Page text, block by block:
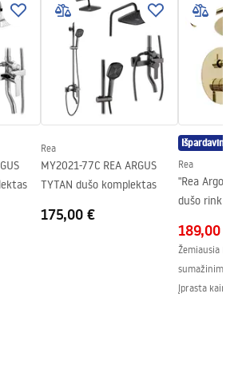
Transparent 6mm
Pakreipiamas
Atlas
Ant irkluojančio baseino arba
ant grindų
Kairė arba dešinė
24 mėnesių
Taip, vienoje stiklo pusėje
KABINY DRZWI
kabiny Atlas.pdf
Rea
MY2021-77C REA ARGUS
TYTAN dušo komplektas
175,00 €
Išpardavimas
Rea
"Rea Argon"
dušo rinkinys
189,00 €
Žemiausia
sumažinimo:
Įprasta kaina